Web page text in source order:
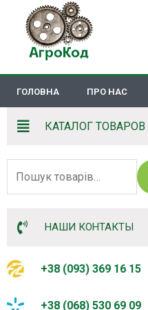
Перейти
вмісту
ГОЛОВНА ПРО НАС
КАТАЛОГ ТОВАРОВ
НАШИ КОНТАКТЫ
+38 (093) 369 16 15
+38 (068) 530 69 09